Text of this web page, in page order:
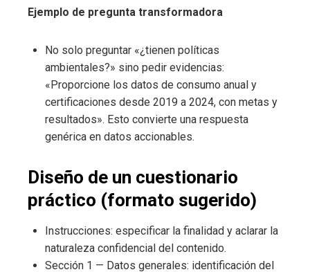
Ejemplo de pregunta transformadora
No solo preguntar «¿tienen políticas
ambientales?» sino pedir evidencias:
«Proporcione los datos de consumo anual y
certificaciones desde 2019 a 2024, con metas y
resultados». Esto convierte una respuesta
genérica en datos accionables.
Diseño de un cuestionario
práctico (formato sugerido)
Instrucciones: especificar la finalidad y aclarar la
naturaleza confidencial del contenido.
Sección 1 — Datos generales: identificación del